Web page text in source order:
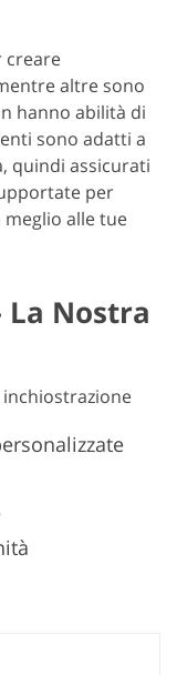
creare
altre sono
hanno abilità di
sono adatti a
quindi assicurati
per
alle tue
Nostra